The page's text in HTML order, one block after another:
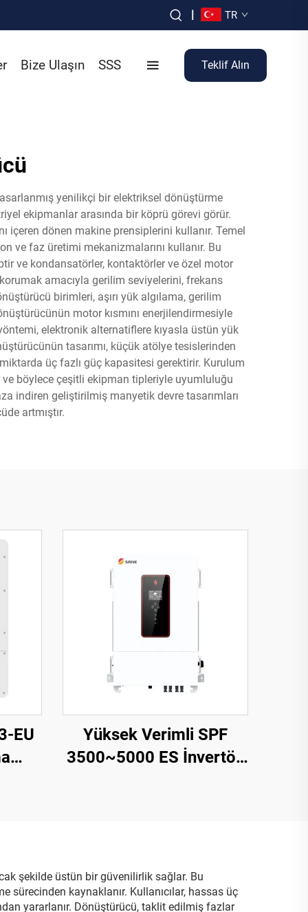
| TR
Bize Ulaşın SSS Teklif Alın
yenilikçi bir elektriksel dönüştürme
ekipmanlar arasında bir köprü görevi görür.
içeren dönen makine prensiplerini kullanır. Temel
ve faz üretimi mekanizmalarını kullanır. Bu
ve kondansatörler, kontaktörler ve özel motor
amacıyla gerilim seviyelerini, frekans
birimleri, aşırı yük algılama, gerilim
motor kısmını enerjilendirmesiyle
elektronik alternatiflere kıyasla üstün yük
tasarımı, küçük atölye tesislerinden
üç fazlı güç kapasitesi gerektirir. Kurulum
ve böylece çeşitli ekipman tipleriyle uyumluluğu
indiren geliştirilmiş manyetik devre tasarımları
artmıştır.
EU
Yüksek Verimli SPF
3500~5000 ES İnvertör,
şekilde üstün bir güvenilirlik sağlar. Bu
kaynaklanır. Kullanıcılar, hassas üç
yararlanır. Dönüştürücü, taklit edilmiş fazlar